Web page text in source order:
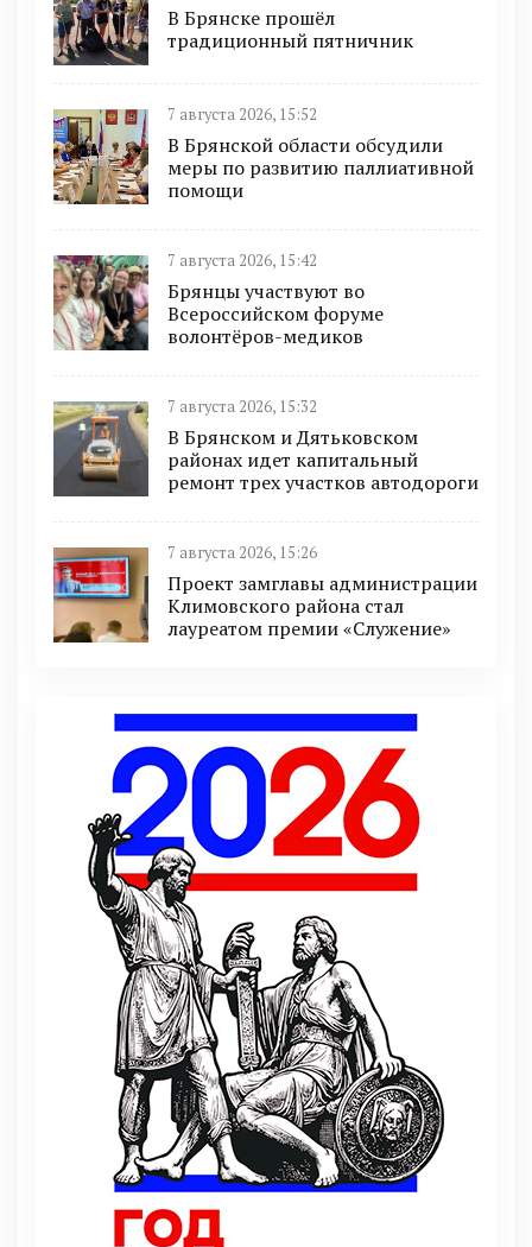
В Брянске прошёл
традиционный пятничник
7 августа 2026, 15:52
В Брянской области обсудили
меры по развитию паллиативной
помощи
7 августа 2026, 15:42
Брянцы участвуют во
Всероссийском форуме
волонтёров-медиков
7 августа 2026, 15:32
В Брянском и Дятьковском
районах идет капитальный
ремонт трех участков автодороги
7 августа 2026, 15:26
Проект замглавы администрации
Климовского района стал
лауреатом премии «Служение»